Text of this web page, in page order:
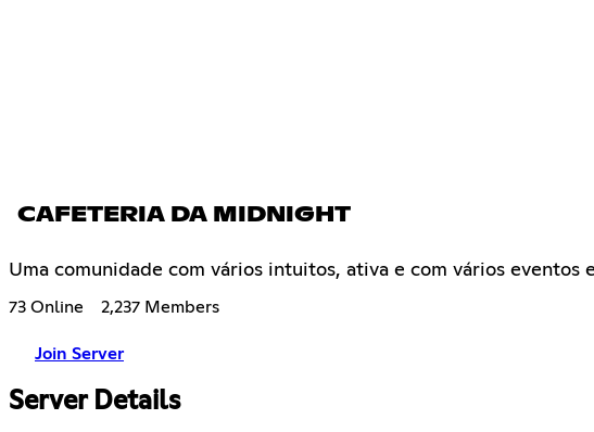
CAFETERIA DA MIDNIGHT
Uma comunidade com vários intuitos, ativa e com vários eventos
73 Online 2,237 Members
Join Server
Server Details